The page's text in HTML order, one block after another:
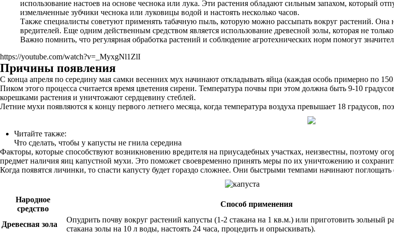
использование настоев на основе чеснока или лука. Эти растения обладают сильным запахом, который
измельченные зубчики чеснока или луковицы водой и настоять несколько часов.
Также специалисты советуют применять табачную пыль, которую можно рассыпать вокруг растений. Она
вредителей. Еще одним действенным средством является использование древесной золы, которая не
Важно помнить, что регулярная обработка растений и соблюдение агротехнических норм помогут
https://youtube.com/watch?v=_MyxgNl1ZlI
Причины появления
С конца апреля по середину мая самки весенних мух начинают откладывать яйца (каждая особь примерно по
Пиком этого процесса считается время цветения сирени. Температура почвы при этом должна быть 9-10
корешками растения и уничтожают сердцевину стеблей.
Летние мухи появляются к концу первого летнего месяца, когда температура воздуха превышает 18 градусов,
Читайте также:
Что сделать, чтобы у капусты не гнила середина
Факторы, которые способствуют возникновению вредителя на приусадебных участках, неизвестны, поэтому
предмет наличия яиц капустной мухи. Это поможет своевременно принять меры по их уничтожению и
Когда появятся личинки, то спасти капусту будет гораздо сложнее. Они быстрыми темпами начинают поглощать
Народное
средство
Способ применения
Древесная зола
Опудрить почву вокруг растений капусты (1-2 стакана на 1 кв.м.) или приготовить зольный
стакана золы на 10 л воды, настоять 24 часа, процедить и опрыскивать).